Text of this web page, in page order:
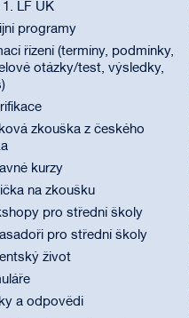
1. LF UK
programy
řízení (termíny, podmínky,
otázky/test, výsledky,
zkouška z českého
kurzy
na zkoušku
pro střední školy
pro střední školy
život
a odpovědi